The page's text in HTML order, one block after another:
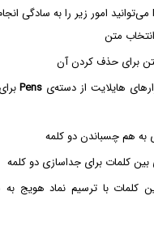
متن
برای حذف کردن آن
هایلایت از دسته‌ی Pens
به هم چسباندن دو کلمه
کلمات برای جداسازی دو کلمه
کلمات با ترسیم نماد هویج